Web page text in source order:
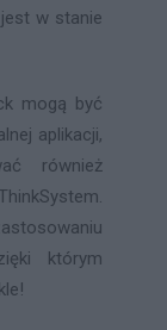
w stanie
mogą być
aplikacji,
również
którym